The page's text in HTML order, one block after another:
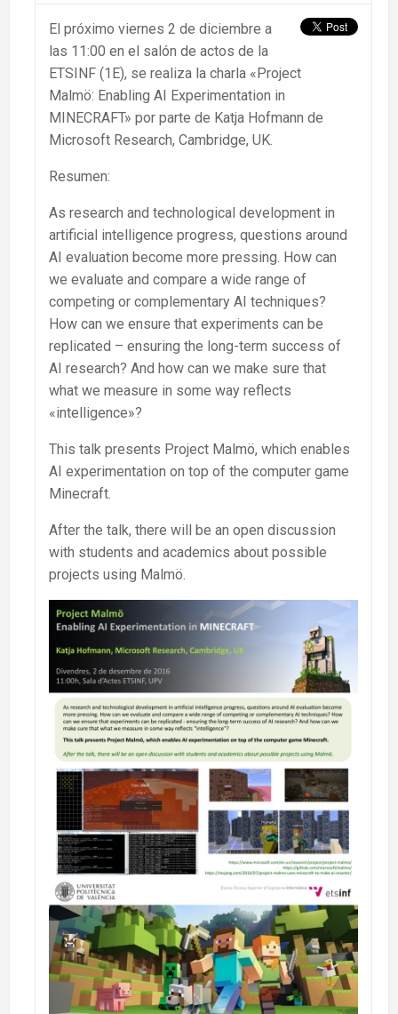
El próximo viernes 2 de diciembre a
las 11:00 en el salón de actos de la
ETSINF (1E), se realiza la charla «Project
Malmö: Enabling AI Experimentation in
MINECRAFT» por parte de Katja Hofmann de
Microsoft Research, Cambridge, UK.
Resumen:
As research and technological development in
artificial intelligence progress, questions around
AI evaluation become more pressing. How can
we evaluate and compare a wide range of
competing or complementary AI techniques?
How can we ensure that experiments can be
replicated – ensuring the long-term success of
AI research? And how can we make sure that
what we measure in some way reflects
«intelligence»?
This talk presents Project Malmö, which enables
AI experimentation on top of the computer game
Minecraft.
After the talk, there will be an open discussion
with students and academics about possible
projects using Malmö.